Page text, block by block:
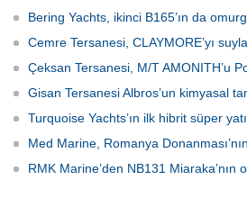
Bering Yachts, ikinci B165’ın da
Cemre Tersanesi, CLAYMORE’yı
Çeksan Tersanesi, M/T AMONITH’u
Gisan Tersanesi Albros’un kimyasal
Turquoise Yachts’ın ilk hibrit süper
Med Marine, Romanya
RMK Marine’den NB131